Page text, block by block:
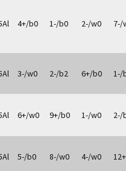
4+/b0 1-/b0 2-/w0 7-/
3-/w0 2-/b2 6+/b0 1-/
6+/w0 9+/b0 1-/w0 2-/
5-/b0 8-/w0 4-/w0